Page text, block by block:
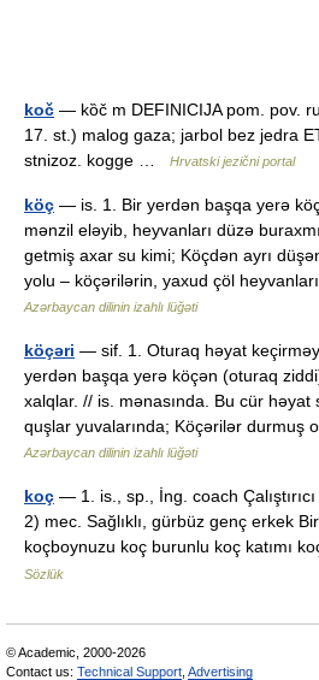
koč — kȍč m DEFINICIJA pom. pov.
17. st.) malog gaza; jarbol bez jedra
stnizoz. kogge …
Hrvatski jezični portal
köç — is. 1. Bir yerdən başqa yerə
mənzil eləyib, heyvanları düzə
getmiş axar su kimi; Köçdən ayrı
yolu – köçərilərin, yaxud çöl
Azərbaycan dilinin izahlı lüğəti
köçəri — sif. 1. Oturaq həyat
yerdən başqa yerə köçən (oturaq
xalqlar. // is. mənasında. Bu cür
quşlar yuvalarında; Köçərilər durmuş
Azərbaycan dilinin izahlı lüğəti
koç — 1. is., sp., İng. coach
2) mec. Sağlıklı, gürbüz genç erkek
koçboynuzu koç burunlu koç katımı
Sözlük
© Academic, 2000-2026
Contact us: Technical Support Advertising